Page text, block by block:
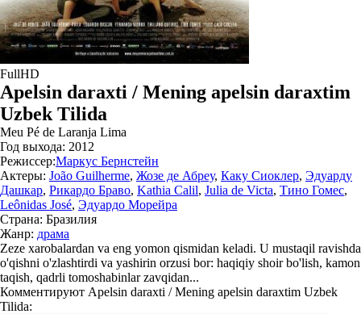
FullHD
Apelsin daraxti / Mening apelsin daraxtim
Uzbek Tilida
Meu Pé de Laranja Lima
Год выхода: 2012
Режиссер:Маркус Бернстейн
Актеры: João Guilherme, Жозе де Абреу, Каку Сиоклер, Эдуарду
Дашкар, Рикардо Браво, Kathia Calil, Julia de Victa, Тино Гомес,
Leônidas José, Эдуардо Морейра
Страна: Бразилия
Жанр: драма
Zeze xarobalardan va eng yomon qismidan keladi. U mustaqil ravishda
o'qishni o'zlashtirdi va yashirin orzusi bor: haqiqiy shoir bo'lish, kamon
taqish, qadrli tomoshabinlar zavqidan...
Комментируют Apelsin daraxti / Mening apelsin daraxtim Uzbek
Tilida: